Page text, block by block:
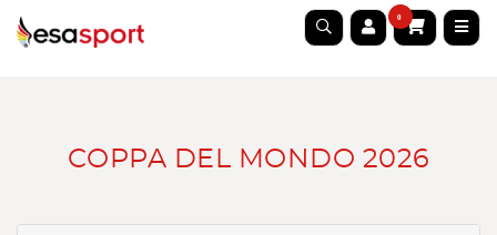
0
COPPA DEL MONDO 2026